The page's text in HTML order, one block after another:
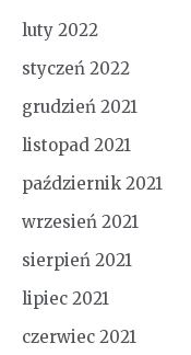
luty 2022
styczeń 2022
grudzień 2021
listopad 2021
październik 2021
wrzesień 2021
sierpień 2021
lipiec 2021
czerwiec 2021